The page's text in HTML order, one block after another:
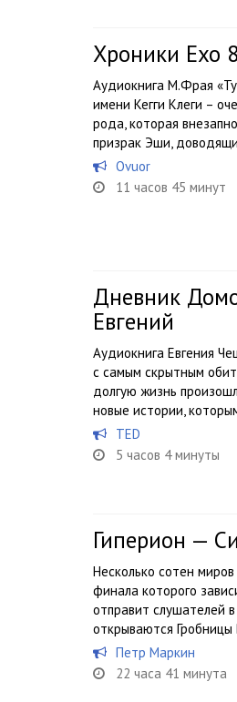
Хроники Ехо
Аудиокнига М.Фрая
имени Кегги Клеги –
рода, которая
призрак Эши,
Ovuor
11 часов 45 минут
Дневник
Евгений
Аудиокнига Евгения
с самым скрытным
долгую жизнь
новые истории,
TED
5 часов 4 минуты
Гиперион —
Несколько сотен
финала которого
отправит слушателей
открываются
Петр Маркин
22 часа 41 минута